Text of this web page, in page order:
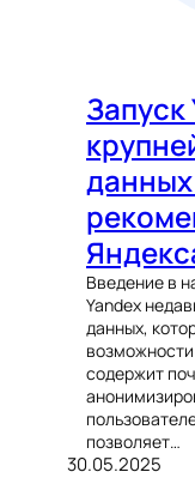
Запуск
Введение в
Yandex
данных,
содержит
позволяет…
30.05.2025